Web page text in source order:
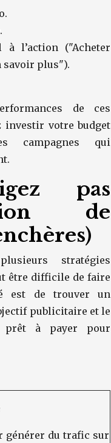
à l’action ("Acheter
savoir plus").
de ces
investir votre budget
campagnes qui
pas
de
stratégies
être difficile de faire
est de trouver un
publicitaire et le
prêt à payer pour
générer du trafic sur